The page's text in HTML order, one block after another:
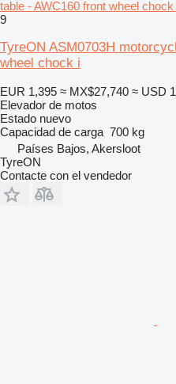
table - AWC160 front wheel
9
TyreON ASM0703H
wheel chock i
EUR 1,395 ≈ MX$27,740 ≈ USD
Elevador de motos
Estado nuevo
Capacidad de carga 700 kg
Países Bajos, Akersloot
TyreON
Contacte con el vendedor